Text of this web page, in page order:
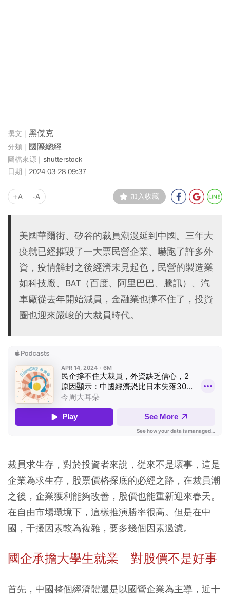
黑傑克
國際總經
shutterstock
2024-03-28 09:37
+A -A 加入收藏
美國華爾街、矽谷的裁員潮漫延到中國。三年大
疫就已經摧毀了一大票民營企業、嚇跑了許多外
資，疫情解封之後經濟未見起色，民營的製造業
如科技廠、BAT（百度、阿里巴巴、騰訊）、汽
車廠從去年開始減員，金融業也撐不住了，投資
圈也迎來嚴峻的大裁員時代。
裁員求生存，對於投資者來說，從來不是壞事，這是
企業為求生存，股票價格探底的必經之路，在裁員潮
之後，企業獲利能夠改善，股價也能重新迎來春天。
在自由市場環境下，這樣推演勝率很高。但是在中
國，干擾因素較為複雜，要多幾個因素過濾。
國企承擔大學生就業 對股價不是好事
首先，中國整個經濟體還是以國營企業為主導，近十